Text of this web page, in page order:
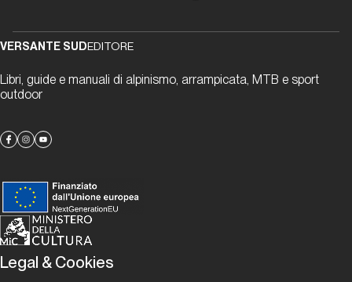
riferimento
del web da
anni
Brocchi
sui
Blocchi
La rivoluzione
social oggi
VERSANTE SUDEDITORE
Libri, guide e manuali di alpinismo, arrampicata, MTB e sport
outdoor
Legal & Cookies